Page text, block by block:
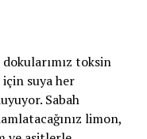
toksin
suya her
Sabah
limon,